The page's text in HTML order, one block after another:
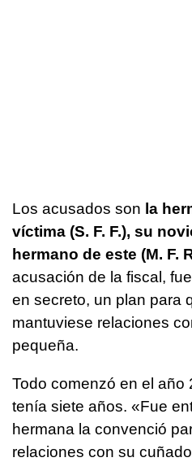
Los acusados son la
víctima (S. F. F.), su
hermano de este (M. F.
acusación de la fiscal,
en secreto, un plan para
mantuviese relaciones
pequeña.
Todo comenzó en el año
tenía siete años. «Fue
hermana la convenció
relaciones con su